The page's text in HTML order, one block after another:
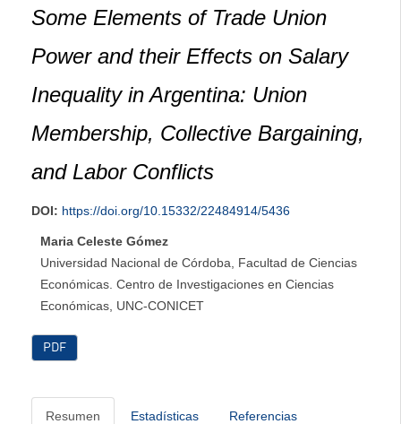
Some Elements of Trade Union
Power and their Effects on Salary
Inequality in Argentina: Union
Membership, Collective Bargaining,
and Labor Conflicts
DOI: https://doi.org/10.15332/22484914/5436
Maria Celeste Gómez
Universidad Nacional de Córdoba, Facultad de Ciencias
Económicas. Centro de Investigaciones en Ciencias
Económicas, UNC-CONICET
PDF
Resumen Estadísticas Referencias